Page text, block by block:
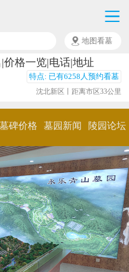
地图看墓
格一览|电话|地址
特点: 已有6258人预约看墓
沈北新区丨距离市区33公里
墓碑价格 墓园新闻 陵园论坛